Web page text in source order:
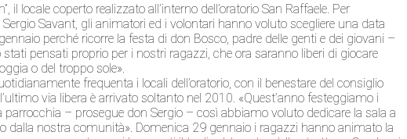
il locale coperto realizzato all’interno dell’oratorio San Raffaele. Per
Savant, gli animatori ed i volontari hanno voluto scegliere una data
perché ricorre la festa di don Bosco, padre delle genti e dei giovani –
pensati proprio per i nostri ragazzi, che ora saranno liberi di giocare
o del troppo sole».
frequenta i locali dell’oratorio, con il benestare del consiglio
via libera è arrivato soltanto nel 2010. «Quest’anno festeggiamo i
– prosegue don Sergio – così abbiamo voluto dedicare la sala a
nostra comunità». Domenica 29 gennaio i ragazzi hanno animato la